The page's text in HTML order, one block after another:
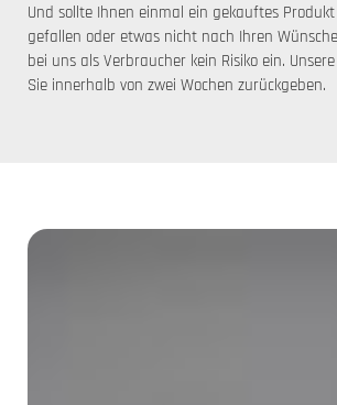
Und sollte Ihnen einmal ein gekauftes
gefallen oder etwas nicht nach Ihren
bei uns als Verbraucher kein Risiko ein.
Sie innerhalb von zwei Wochen zurückgeben.